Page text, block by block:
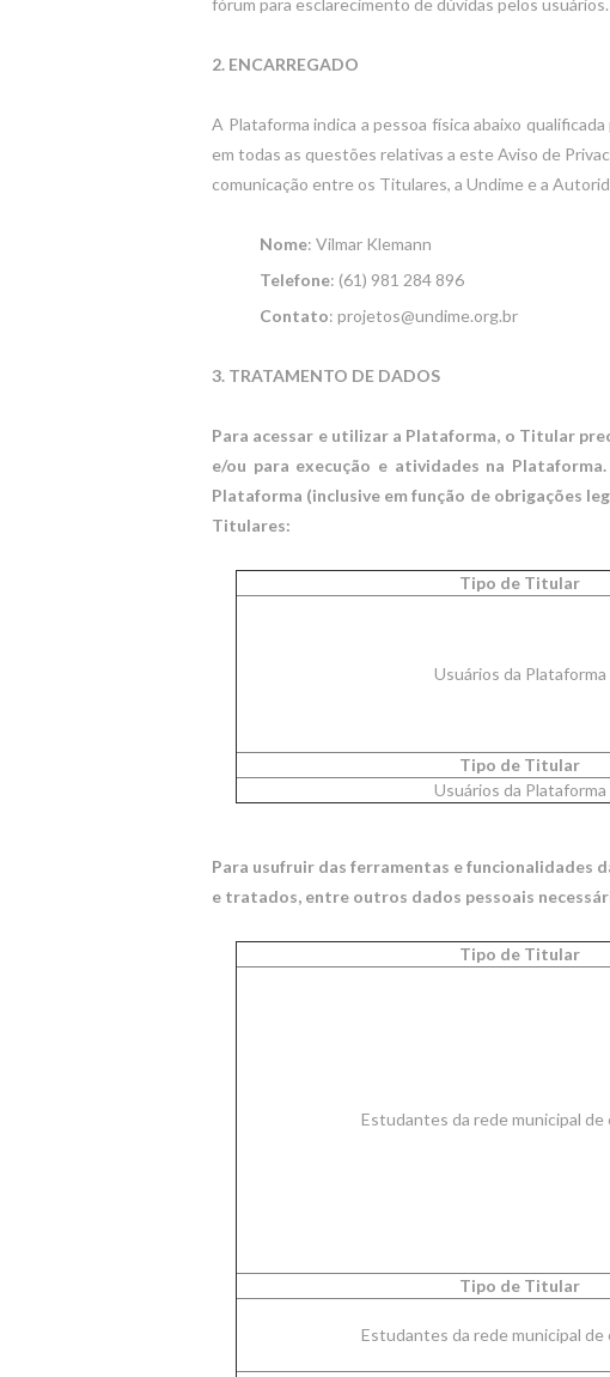
fórum para esclarecimento de dúvidas pelos usuários.
2. ENCARREGADO
A Plataforma indica a pessoa física abaixo qualificada
em todas as questões relativas a este Aviso de
comunicação entre os Titulares, a Undime e a
Nome: Vilmar Klemann
Telefone: (61) 981 284 896
Contato: projetos@undime.org.br
3. TRATAMENTO DE DADOS
Para acessar e utilizar a Plataforma, o Titular
e/ou para execução e atividades na
Plataforma (inclusive em função de obrigações
Titulares:
Tipo de Titular
Usuários da Plataforma
Tipo de Titular
Usuários da Plataforma
Para usufruir das ferramentas e funcionalidades
e tratados, entre outros dados pessoais
Tipo de Titular
Estudantes da rede municipal de
Tipo de Titular
Estudantes da rede municipal de